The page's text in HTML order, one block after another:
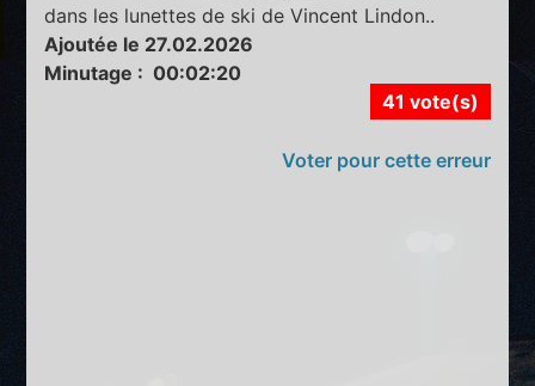
dans les lunettes de ski de Vincent Lindon..
Ajoutée le 27.02.2026
Minutage : 00:02:20
41 vote(s)
Voter pour cette erreur